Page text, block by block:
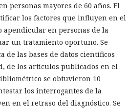
personas mayores de 60 años. El
los factores que influyen en el
apendicular en personas de la
un tratamiento oportuno. Se
las bases de datos científicos
de los artículos publicados en el
se obtuvieron 10
los interrogantes de la
en el retraso del diagnóstico. Se